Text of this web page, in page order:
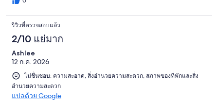
รีวิวที่ตรวจสอบแล้ว
2/10 แย่มาก
Ashlee
12 ก.ค. 2026
ไม่ชื่นชอบ: ความสะอาด, สิ่งอำนวยความสะดวก, สภาพของที่พักและสิ่ง
อำนวยความสะดวก
แปลด้วย Google